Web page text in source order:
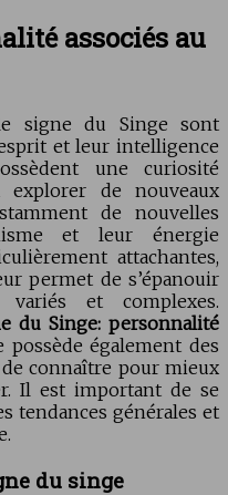
associés au
signe du Singe sont
et leur intelligence
une curiosité
de nouveaux
de nouvelles
et leur énergie
attachantes,
permet de s’épanouir
variés et complexes.
du Singe: personnalité
possède également des
connaître pour mieux
Il est important de se
tendances générales et
du singe